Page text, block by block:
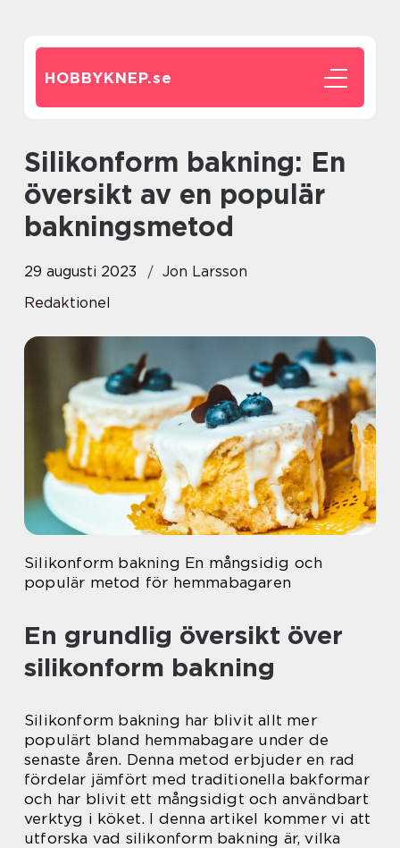
HOBBYKNEP.se
Silikonform bakning: En
översikt av en populär
bakningsmetod
29 augusti 2023
Jon Larsson
Redaktionel
Silikonform bakning En mångsidig och
populär metod för hemmabagaren
En grundlig översikt över
silikonform bakning
Silikonform bakning har blivit allt mer
populärt bland hemmabagare under de
senaste åren. Denna metod erbjuder en rad
fördelar jämfört med traditionella bakformar
och har blivit ett mångsidigt och användbart
verktyg i köket. I denna artikel kommer vi att
utforska vad silikonform bakning är, vilka